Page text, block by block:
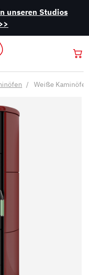
unseren Studios
Weiße Kaminöfen